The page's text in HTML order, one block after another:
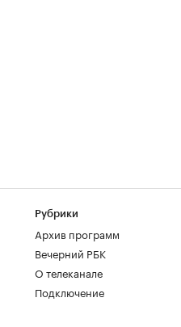
Рубрики
Архив программ
Вечерний РБК
О телеканале
Подключение